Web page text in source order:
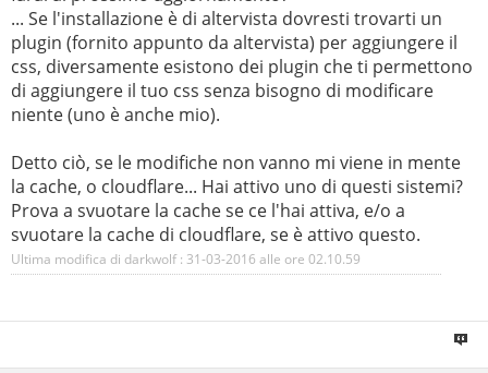
... Se l'installazione è di altervista dovresti trovarti un
plugin (fornito appunto da altervista) per aggiungere il
css, diversamente esistono dei plugin che ti permettono
di aggiungere il tuo css senza bisogno di modificare
niente (uno è anche mio).
Detto ciò, se le modifiche non vanno mi viene in mente
la cache, o cloudflare... Hai attivo uno di questi sistemi?
Prova a svuotare la cache se ce l'hai attiva, e/o a
svuotare la cache di cloudflare, se è attivo questo.
Ultima modifica di darkwolf : 31-03-2016 alle ore 02.10.59